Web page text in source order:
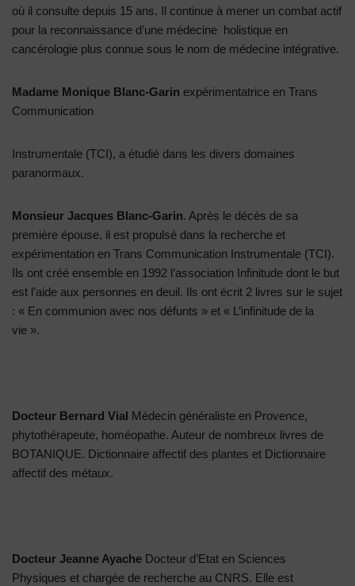
où il consulte depuis 15 ans. Il continue à mener un combat actif
pour la reconnaissance d’une médecine holistique en
cancérologie plus connue sous le nom de médecine intégrative.
Madame Monique Blanc-Garin expérimentatrice en Trans
Communication
Instrumentale (TCI), a étudié dans les divers domaines
paranormaux.
Monsieur Jacques Blanc-Garin. Après le décès de sa
première épouse, il est propulsé dans la recherche et
expérimentation en Trans Communication Instrumentale (TCI).
Ils ont créé ensemble en 1992 l’association Infinitude dont le but
est l’aide aux personnes en deuil. Ils ont écrit 2 livres sur le sujet
: « En communion avec nos défunts » et « L’infinitude de la
vie ».
Docteur Bernard Vial Médecin généraliste en Provence,
phytothérapeute, homéopathe. Auteur de nombreux livres de
BOTANIQUE. Dictionnaire affectif des plantes et Dictionnaire
affectif des métaux.
Docteur Jeanne Ayache Docteur d’Etat en Sciences
Physiques et chargée de recherche au CNRS. Elle est